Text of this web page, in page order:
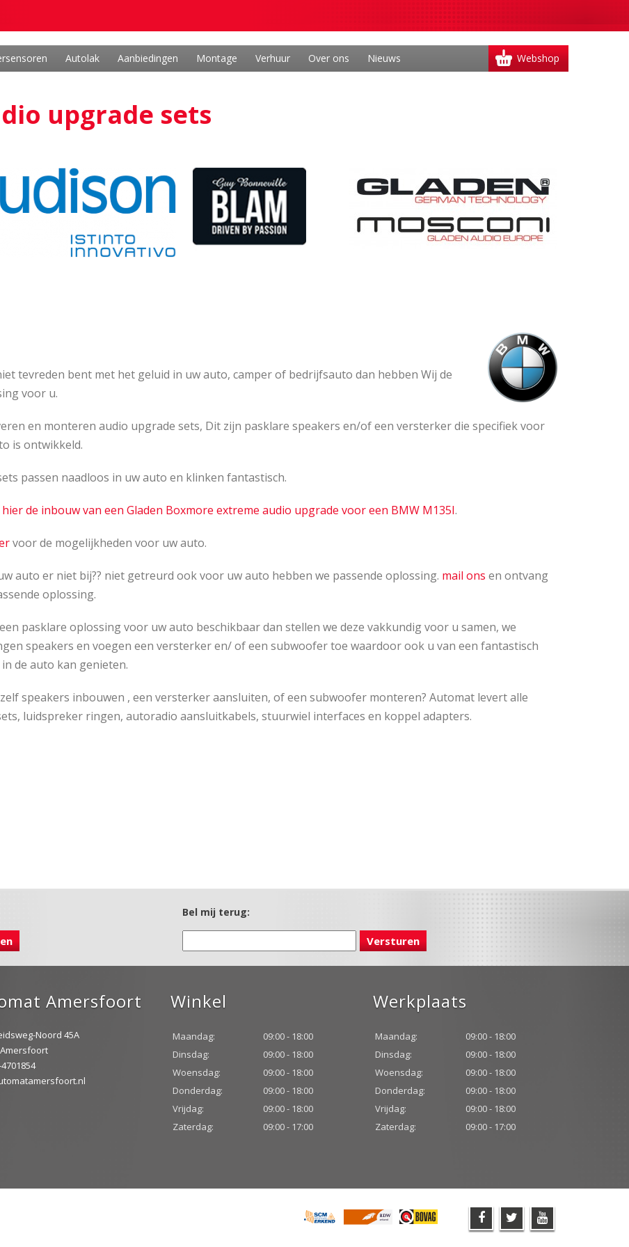
Autolak Aanbiedingen Montage Verhuur Over ons Nieuws Webshop
upgrade sets
tevreden bent met het geluid in uw auto, camper of bedrijfsauto dan hebben Wij de
voor u.
en monteren audio upgrade sets, Dit zijn pasklare speakers en/of een versterker die specifiek voor
is ontwikkeld.
passen naadloos in uw auto en klinken fantastisch.
de inbouw van een Gladen Boxmore extreme audio upgrade voor een BMW M135I.
voor de mogelijkheden voor uw auto.
auto er niet bij?? niet getreurd ook voor uw auto hebben we passende oplossing. mail ons en ontvang
oplossing.
pasklare oplossing voor uw auto beschikbaar dan stellen we deze vakkundig voor u samen, we
speakers en voegen een versterker en/ of een subwoofer toe waardoor ook u van een fantastisch
de auto kan genieten.
speakers inbouwen , een versterker aansluiten, of een subwoofer monteren? Automat levert alle
luidspreker ringen, autoradio aansluitkabels, stuurwiel interfaces en koppel adapters.
Bel mij terug:
Amersfoort
Noord 45A
Amersfoort
Winkel
Maandag:
09:00 - 18:00
Dinsdag:
09:00 - 18:00
Woensdag:
09:00 - 18:00
Donderdag:
09:00 - 18:00
Vrijdag:
09:00 - 18:00
Zaterdag:
09:00 - 17:00
Werkplaats
Maandag:
09:00 - 18:00
Dinsdag:
09:00 - 18:00
Woensdag:
09:00 - 18:00
Donderdag:
09:00 - 18:00
Vrijdag:
09:00 - 18:00
Zaterdag:
09:00 - 17:00